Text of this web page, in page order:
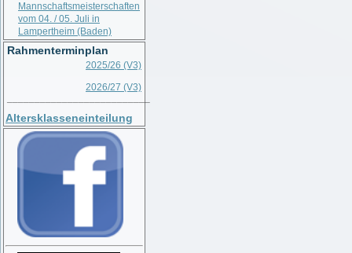
Mannschaftsmeisterschaften
vom 04. / 05. Juli in
Lampertheim (Baden)
Rahmenterminplan
2025/26 (V3)
2026/27 (V3)
Altersklasseneinteilung